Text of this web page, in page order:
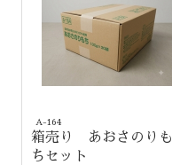
A-164
箱売り あおさのりも
ちセット